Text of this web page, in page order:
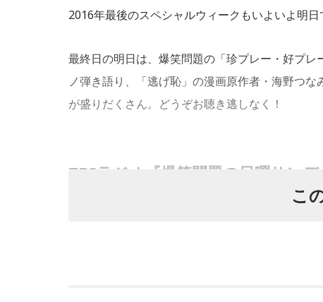
2016年最後のスペシャルウィークもいよいよ明日
最終日の明日は、爆笑問題の「珍プレー・好プ
ノ弾き語り、「逃げ恥」の漫画原作者・海野つ
が盛りだくさん。どうぞお聴き逃しなく！
TBSラジオ『爆笑問題の日曜サン
こ